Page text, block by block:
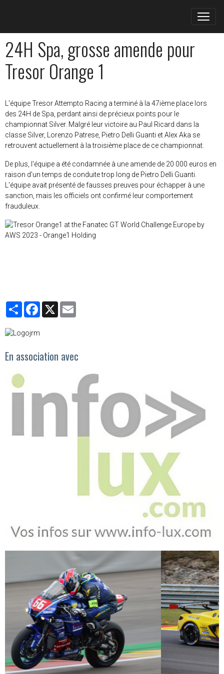
24H Spa, grosse amende pour
Tresor Orange 1
L'équipe Tresor Attempto Racing a terminé à la 47ième place lors
des 24H de Spa, perdant ainsi de précieux points pour le
championnat Silver. Malgré leur victoire au Paul Ricard dans la
classe Silver, Lorenzo Patrese, Pietro Delli Guanti et Alex Aka se
retrouvent actuellement à la troisième place de ce championnat.
De plus, l'équipe a été condamnée à une amende de 20 000 euros en
raison d'un temps de conduite trop long de Pietro Delli Guanti.
L'équipe avait présenté de fausses preuves pour échapper à une
sanction, mais les officiels ont confirmé leur comportement
frauduleux.
PartagerFacebook
X
En association avec